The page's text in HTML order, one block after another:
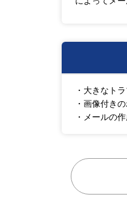
・大きなト
・画像付き
・メールの